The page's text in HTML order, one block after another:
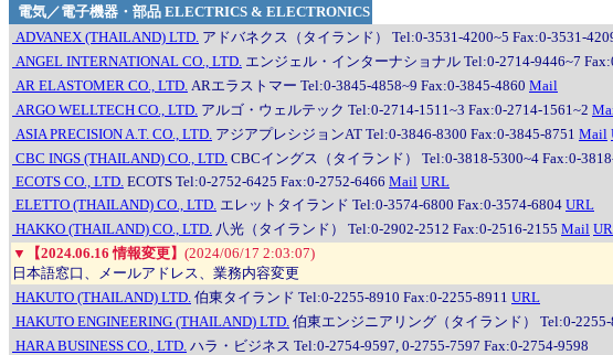
電気／電子機器・部品 ELECTRICS & ELECTRONICS
ADVANEX (THAILAND) LTD. アドバネクス（タイランド） Tel:0-3531-4200~5 Fax:0-3531-
ANGEL INTERNATIONAL CO., LTD. エンジェル・インターナショナル Tel:0-2714-9446~7
AR ELASTOMER CO., LTD. ARエラストマー Tel:0-3845-4858~9 Fax:0-3845-4860 Mail
ARGO WELLTECH CO., LTD. アルゴ・ウェルテック Tel:0-2714-1511~3 Fax:0-2714-1561~2
ASIA PRECISION A.T. CO., LTD. アジアプレシジョンAT Tel:0-3846-8300 Fax:0-3845-8751 Mail
CBC INGS (THAILAND) CO., LTD. CBCイングス（タイランド） Tel:0-3818-5300~4 Fax:0-
ECOTS CO., LTD. ECOTS Tel:0-2752-6425 Fax:0-2752-6466 Mail URL
ELETTO (THAILAND) CO., LTD. エレットタイランド Tel:0-3574-6800 Fax:0-3574-6804 URL
HAKKO (THAILAND) CO., LTD. 八光（タイランド） Tel:0-2902-2512 Fax:0-2516-2155 Mail
▼
【2024.06.16 情報変更】 (2024/06/17 2:03:07)
日本語窓口、メールアドレス、業務内容変更
HAKUTO (THAILAND) LTD. 伯東タイランド Tel:0-2255-8910 Fax:0-2255-8911 URL
HAKUTO ENGINEERING (THAILAND) LTD. 伯東エンジニアリング（タイランド） Tel:0-2255-
HARA BUSINESS CO., LTD. ハラ・ビジネス Tel:0-2754-9597, 0-2755-7597 Fax:0-2754-9598